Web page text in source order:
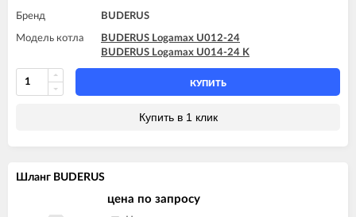
Бренд BUDERUS
Модель котла
BUDERUS Logamax U012-24
BUDERUS Logamax U014-24 K
КУПИТЬ
Купить в 1 клик
Шланг BUDERUS
цена по запросу